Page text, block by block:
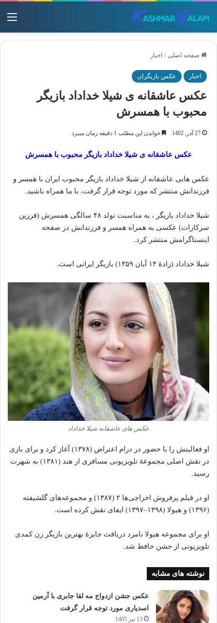
صفحه اصلی / اخبار
اخبار عکس بازیگران
عکس عاشقانه ی شیلا خداداد بازیگر
محبوب با همسرش
27 آذر, 1402 خواندن این مطلب 1 دقیقه زمان میبرد
عکس عاشقانه ی شیلا خداداد بازیگر محبوب با همسرش
عکس هایی عاشقانه از شیلا خداداد بازیگر محبوب ایران با همسر و
فرزندانش منتشر که مورد توجه قرار گرفت، با ما همراه باشید.
‌شیلا خداداد بازیگر ، به مناسبت تولد ۴۸ سالگی همسرش (فرزین
سرکارات) عکسی به همراه همسر و فرزندانش در صفحه
اینستاگرامش منتشر کرد.
شیلا خداداد (زادهٔ ۱۴ آبان ۱۳۵۹) بازیگر ایرانی است.
عکس های عاشقانه شیلا خداداد
او فعالیتش را با حضور در درام اعتراض (۱۳۷۸) آغاز کرد و برای بازی
در نقش اصلی مجموعهٔ تلویزیونی مسافری از هند (۱۳۸۱) به شهرت
رسید.
‌او در فیلم پرفروش اخراجی‌ها ۲ (۱۳۸۷) و مجموعه‌های گلشیفته
(۱۳۹۶) و هیولا (۱۳۹۸–۱۳۹۷) ایفای نقش کرده‌ است.
او برای مجموعه هیولا نامزد دریافت جایزهٔ بهترین بازیگر زن کمدی
تلویزیونی از جشن حافظ شد.
نوشته های مشابه
عکس جشن ازدواج مه لقا جابری با آرمین
اسدیاری مورد توجه قرار گرفت
13 تیر 1405